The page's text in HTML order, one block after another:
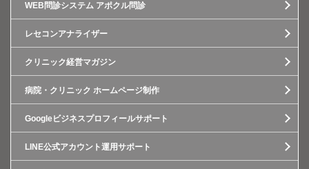
WEB問診システム アポクル問診
レセコンアナライザー
クリニック経営マガジン
病院・クリニック ホームページ制作
Googleビジネスプロフィールサポート
LINE公式アカウント運用サポート